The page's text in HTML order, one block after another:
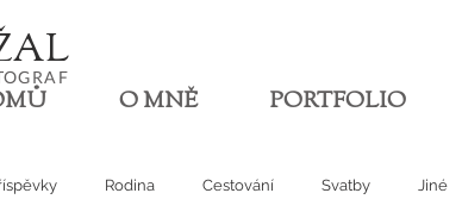
AL
OGRA F
O MNĚ PORTFOLIO
Rodina Cestování Svatby Jiné